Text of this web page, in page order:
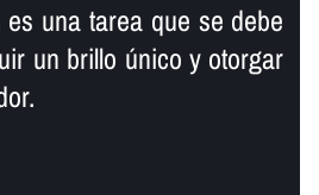
una tarea que se debe
un brillo único y otorgar